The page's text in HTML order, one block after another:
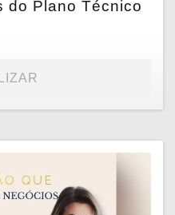
do Plano Técnico